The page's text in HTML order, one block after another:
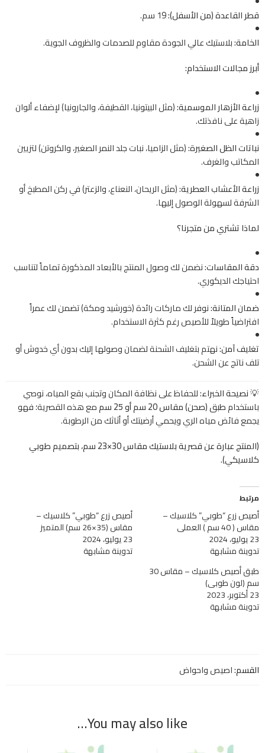
قطر القاعدة (من الأسفل):
الخامة:بلاستيك عالي الجودة مقاوم للصدمات والظروف الجوية.
أبرز مجالات الاستخدام:
زراعة الأزهار الموسمية:(مثل البيتونيا، القطيفة، والجارونيا) لإضفاء ألوان
زاهية على نافذتك.
نباتات الظل الصغيرة:(مثل الزاميا، نبات جلد النمر الصغير، والكروتن) لتزيين
المكاتب والغرف.
زراعة الأعشاب العطرية:(مثل الريحان، النعناع، والزعتر) في ركن المطبخ أو
الشرفة لسهولة الوصول إليها.
لماذا تشتري من متجرنا؟
دقة المقاسات:نضمن لك وصول المنتج بالأبعاد المذكورة تماماً لتناسب
احتياجك الديكوري.
ضمان المتانة:نوفر لك ماركات رائدة (خورشيد ومكة) تضمن لك عمراً
افتراضياً طويلاً للأصيص رغم كثرة الاستخدام.
تغليف آمن:نهتم بتغليف الشحنة لضمان وصولها إليك بدون أي خدوش أو
تلف ناتج عن الشحن.
💡 نصيحة الخبراء:للحفاظ على نظافة المكان وتجنب بقع المياه، نوصي
باستخدامطبق (صحن) مقاس 20 سم أو 25 سم
مع هذه القصرية؛ فهو
يجمع فائض مياه الري ويحمي أرضيتك أو أثاثك من الرطوبة.
(المنتج عبارة عن قصرية بلاستيك مقاس 30×23 سم، بتصميم طوبي
كلاسيكي).
مرتبط
أصيص زرع “طوبي” كلاسيك –
مقاس ( 40 سم ) العملي
23 يوليو، 2024
تدوينة مشابهة
أصيص زرع “طوبي” كلاسيك –
مقاس (35×26 سم) المتميز
23 يوليو، 2024
تدوينة مشابهة
طبق أصيص كلاسيك – مقاس 30
سم (لون طوبي)
23 أكتوبر، 2023
تدوينة مشابهة
القسم:اصيص واحواض
You may also like…